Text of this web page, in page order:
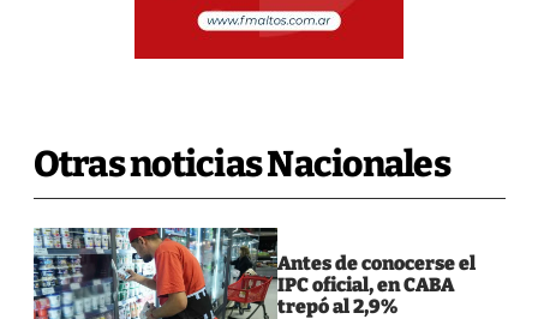
Otras noticias Nacionales
Antes de conocerse el
IPC oficial, en CABA
trepó al 2,9%